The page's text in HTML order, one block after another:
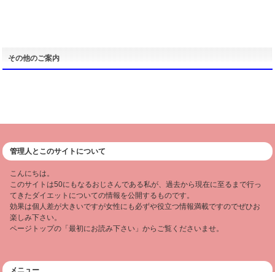
その他のご案内
管理人とこのサイトについて
こんにちは。
このサイトは50にもなるおじさんである私が、過去から現在に至るまで行っ
てきたダイエットについての情報を公開するものです。
効果は個人差が大きいですが女性にも必ずや役立つ情報満載ですのでぜひお
楽しみ下さい。
ページトップの「最初にお読み下さい」からご覧くださいませ。
メニュー